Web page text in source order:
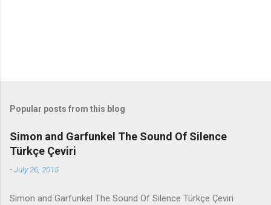
Popular posts from this blog
Simon and Garfunkel The Sound Of Silence
Türkçe Çeviri
-July 26, 2015
Simon and Garfunkel The Sound Of Silence Türkçe Çeviri